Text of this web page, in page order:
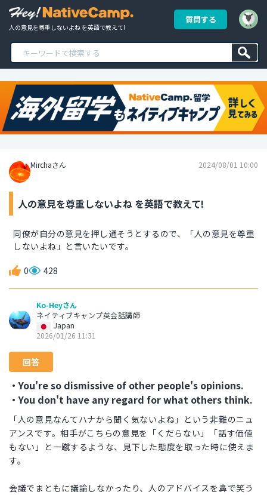
人の意見を尊重しないよね を英語で教えて!
質問する
Mirchaさん 2024/08/01 10:00
人の意見を尊重しないよね を英語で教えて!
同僚が自分の意見を押し通そうとするので、「人の意見を尊重
しないよね」と言いたいです。
0 428
Ko-Heyさん
ネイティブキャンプ英会話講師
Japan
2026/01/26 11:31
回答
・You're so dismissive of other people's opinions.
・You don't have any regard for what others think.
「人の意見なんてハナから聞く気ないよね」という非難のニュ
アンスです。相手がこちらの意見を「くだらない」「話す価値
もない」と一蹴するような、見下した態度を取った時に使えま
す。
会議でまともに議論しなかったり、人のアドバイスを鼻で笑う